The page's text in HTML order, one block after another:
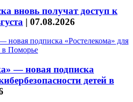
вновь получат доступ к
| 07.08.2026
— новая подписка
детей в